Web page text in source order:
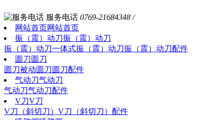
服务电话 0769-21684348 /
网站首页网站首页
振（震）动刀振（震）动刀
振（震）动刀一体式振（震）动刀振（震）动刀配件
圆刀 圆刀
圆刀被动圆刀 圆刀配件
气动刀气动刀
气动刀气动刀配件
V刀V刀
V刀（斜切刀） V刀（斜切刀）配件